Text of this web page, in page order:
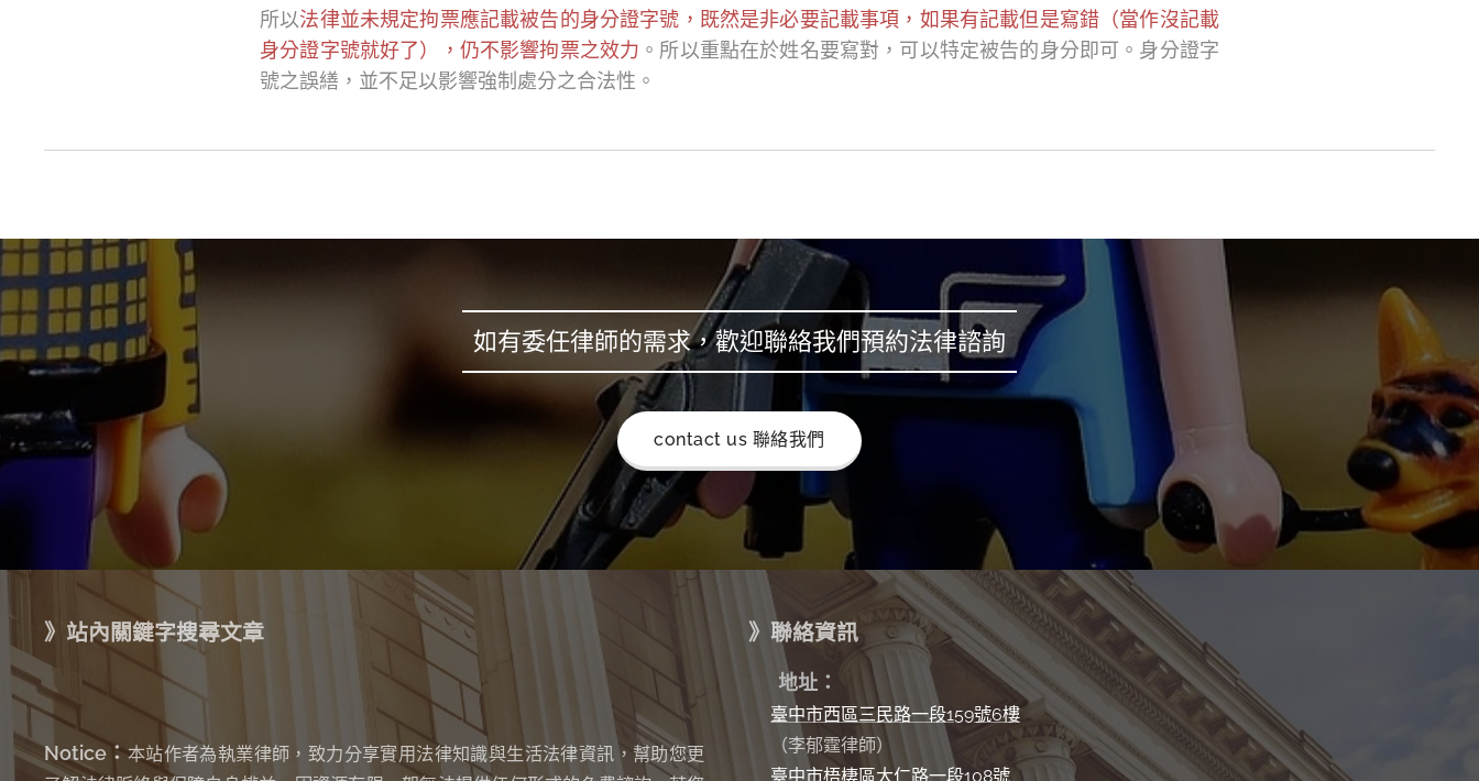
所以法律並未規定拘票應記載被告的身分證字號，既然是非必要記載事項，如果有記載但是寫錯（當作沒記載
身分證字號就好了），仍不影響拘票之效力 。所以重點在於姓名要寫對，可以特定被告的身分即可。身分證字
號之誤繕，並不足以影響強制處分之合法性。
如有委任律師的需求，歡迎聯絡我們預約法律諮詢
contact us 聯絡我們
》站內關鍵字搜尋文章
Notice：本站作者為執業律師，致力分享實用法律知識與生活法律資訊，幫助您更
》聯絡資訊
✉地址：
臺中市西區三民路一段159號6樓
（李郁霆律師）
臺中市梧棲區大仁路一段108號